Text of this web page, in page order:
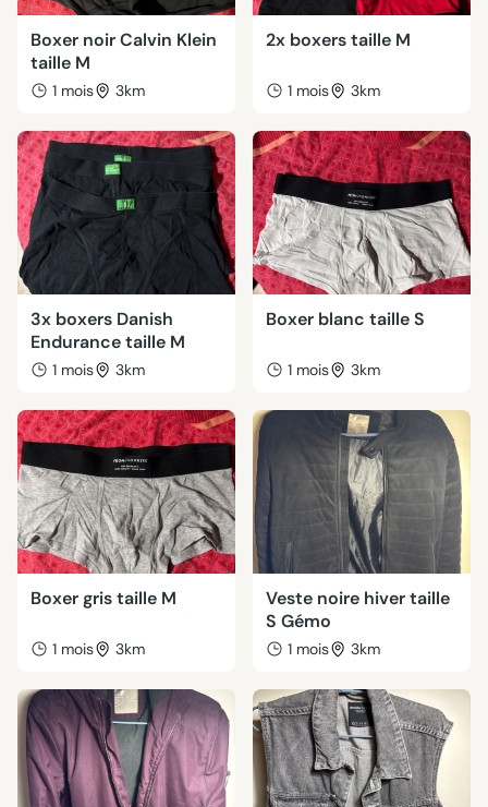
Boxer noir Calvin Klein
taille M
1 mois 3km
2x boxers taille M
1 mois 3km
3x boxers Danish
Endurance taille M
1 mois 3km
Boxer blanc taille S
1 mois 3km
Boxer gris taille M
1 mois 3km
Veste noire hiver taille
S Gémo
1 mois 3km